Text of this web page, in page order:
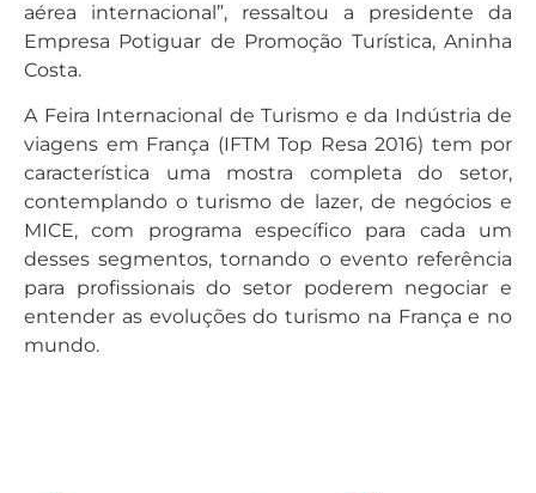
aérea internacional”, ressaltou a presidente da
Empresa Potiguar de Promoção Turística, Aninha
Costa.
A Feira Internacional de Turismo e da Indústria de
viagens em França (IFTM Top Resa 2016) tem por
característica uma mostra completa do setor,
contemplando o turismo de lazer, de negócios e
MICE, com programa específico para cada um
desses segmentos, tornando o evento referência
para profissionais do setor poderem negociar e
entender as evoluções do turismo na França e no
mundo.